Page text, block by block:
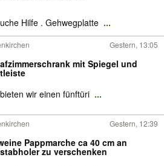
Hilfe . Gehwegplatte ...
Gestern, 13:05
mit Spiegel und
wir einen fünftüri ...
Gestern, 12:39
Pappmarche ca 40 cm an
zu verschenken